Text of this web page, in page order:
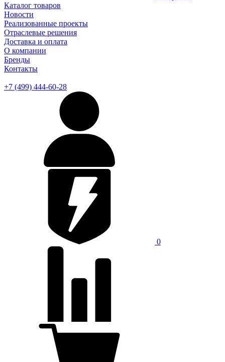
Каталог товаров
Новости
Реализованные проекты
Отраслевые решения
Доставка и оплата
О компании
Бренды
Контакты
+7 (499) 444-60-28
0